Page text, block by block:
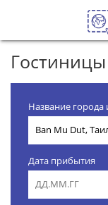
Название города
Дата прибытия